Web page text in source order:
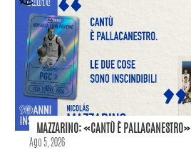
MAZZARINO: «CANTÙ È PALLACANESTRO»
Ago 5, 2026